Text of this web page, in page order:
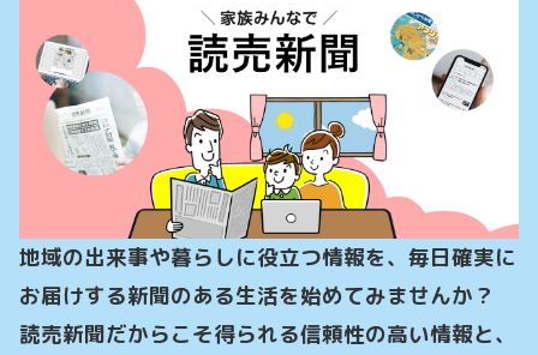
地域の出来事や暮らしに役立つ情報を、毎日確実に
お届けする新聞のある生活を始めてみませんか？
読売新聞だからこそ得られる信頼性の高い情報と、